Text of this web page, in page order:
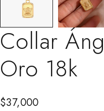
Collar
Oro 18k
$37,000